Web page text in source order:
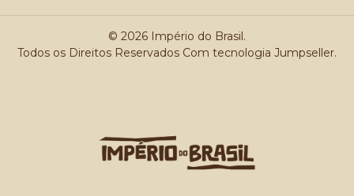
© 2026 Império do Brasil.
Todos os Direitos Reservados Com tecnologia Jumpseller.